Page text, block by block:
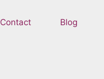
Contact Blog